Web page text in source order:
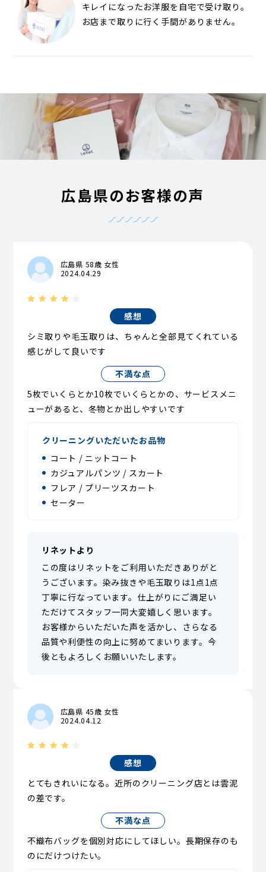
キレイになったお洋服を自宅で受け取り。
お店まで取りに行く手間がありません。
広島県のお客様の声
広島県 58歳 女性
2024.04.29
感想
シミ取りや毛玉取りは、ちゃんと全部見てくれている
感じがして良いです
不満な点
5枚でいくらとか10枚でいくらとかの、サービスメニ
ューがあると、冬物とか出しやすいです
クリーニングいただいたお品物
コート / ニットコート
カジュアルパンツ / スカート
フレア / プリーツスカート
セーター
リネットより
この度はリネットをご利用いただきありがと
うございます。染み抜きや毛玉取りは1点1点
丁寧に行なっています。仕上がりにご満足い
ただけてスタッフ一同大変嬉しく思います。
お客様からいただいた声を活かし、さらなる
品質や利便性の向上に努めてまいります。今
後ともよろしくお願いいたします。
広島県 45歳 女性
2024.04.12
感想
とてもきれいになる。近所のクリーニング店とは雲泥
の差です。
不満な点
不織布バッグを個別対応にしてほしい。長期保存のも
のにだけつけたい。